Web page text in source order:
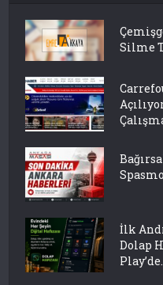
Silme
İlk
Dolap